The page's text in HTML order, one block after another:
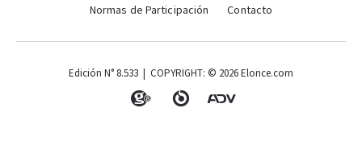
Normas de Participación
Contacto
Edición N° 8.533 | COPYRIGHT: © 2026 Elonce.com